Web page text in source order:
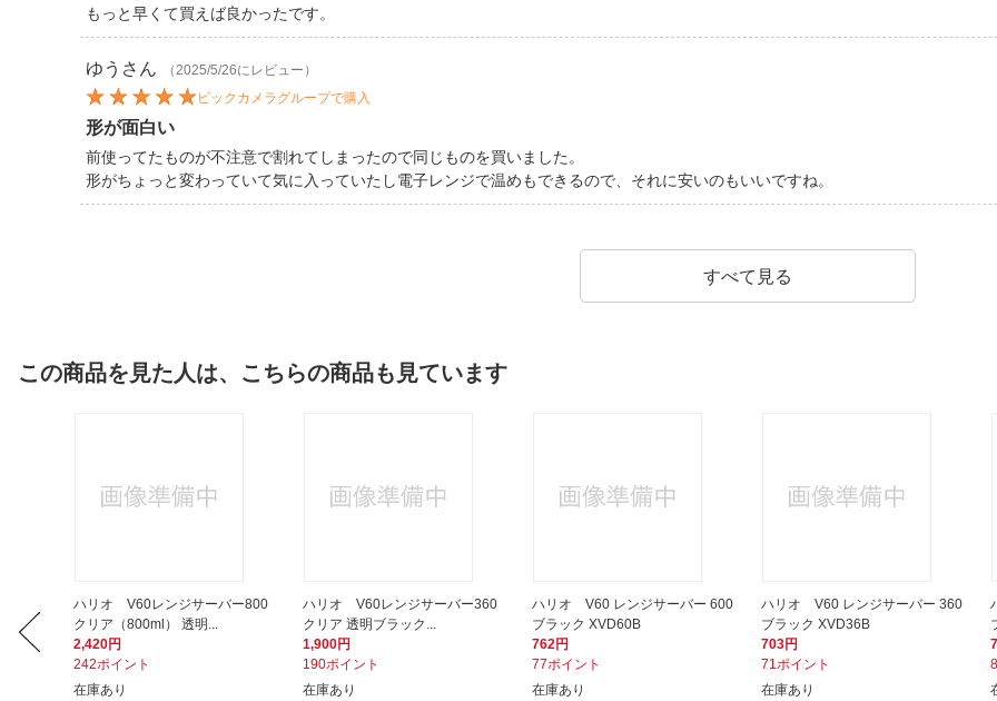
もっと早くて買えば良かったです。
ゆう さん
（2025/5/26にレビュー）
ビックカメラグループで購入
形が面白い
前使ってたものが不注意で割れてしまったので同じものを買いました。
形がちょっと変わっていて気に入っていたし電子レンジで温めもできるので、それに安いのもいいですね。
すべて見る
この商品を見た人は、こちらの商品も見ています
ハリオ V60レンジサーバー800
クリア（800ml） 透明...
2,420円
242ポイント
在庫あり
ハリオ V60レンジサーバー360
クリア 透明ブラック...
1,900円
190ポイント
在庫あり
ハリオ V60 レンジサーバー 600
ブラック XVD60B
762円
77ポイント
在庫あり
ハリオ V60 レンジサーバー 360
ブラック XVD36B
703円
71ポイント
在庫あり